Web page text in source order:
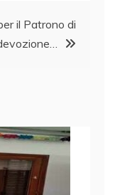
il Patrono di